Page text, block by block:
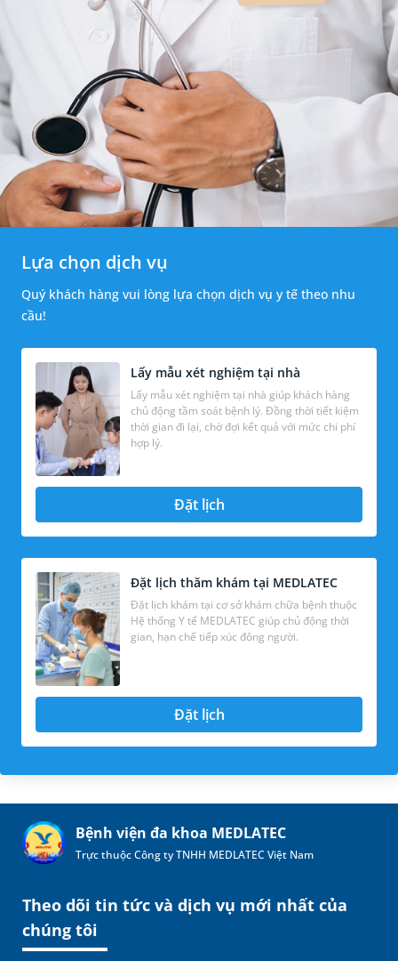
Lựa chọn dịch vụ
Quý khách hàng vui lòng lựa chọn dịch vụ y tế theo nhu
cầu!
Lấy mẫu xét nghiệm tại nhà
Lấy mẫu xét nghiệm tại nhà giúp khách hàng
chủ động tầm soát bệnh lý. Đồng thời tiết kiệm
thời gian đi lại, chờ đợi kết quả với mức chi phí
hợp lý.
Đặt lịch
Đặt lịch thăm khám tại MEDLATEC
Đặt lịch khám tại cơ sở khám chữa bệnh thuộc
Hệ thống Y tế MEDLATEC giúp chủ động thời
gian, hạn chế tiếp xúc đông người.
Đặt lịch
Bệnh viện đa khoa MEDLATEC
Trực thuộc Công ty TNHH MEDLATEC Việt Nam
Theo dõi tin tức và dịch vụ mới nhất của
chúng tôi